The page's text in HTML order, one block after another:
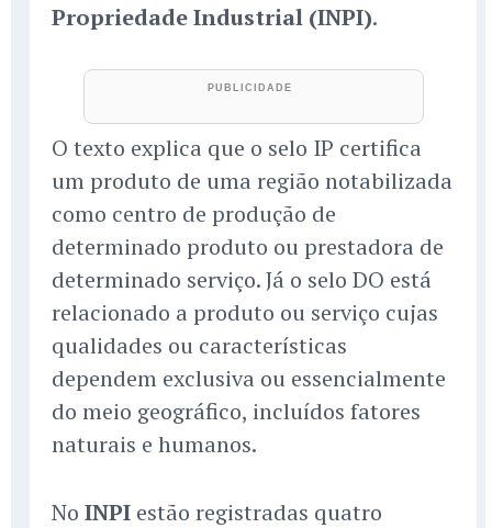
Propriedade Industrial (INPI).
O texto explica que o selo IP certifica
um produto de uma região notabilizada
como centro de produção de
determinado produto ou prestadora de
determinado serviço. Já o selo DO está
relacionado a produto ou serviço cujas
qualidades ou características
dependem exclusiva ou essencialmente
do meio geográfico, incluídos fatores
naturais e humanos.
No INPI estão registradas quatro